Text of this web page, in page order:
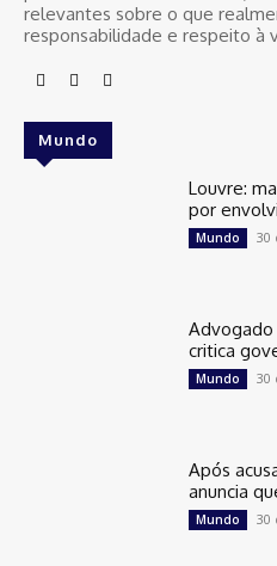
relevantes sobre o que
responsabilidade e respeito à
Mundo
Louvre:
por
Mundo 30
critica
Mundo 30
Após
anuncia
Mundo 30